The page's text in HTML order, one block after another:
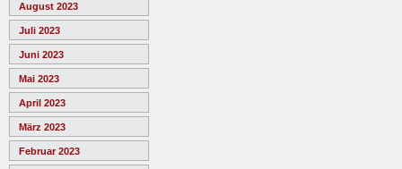
August 2023
Juli 2023
Juni 2023
Mai 2023
April 2023
März 2023
Februar 2023